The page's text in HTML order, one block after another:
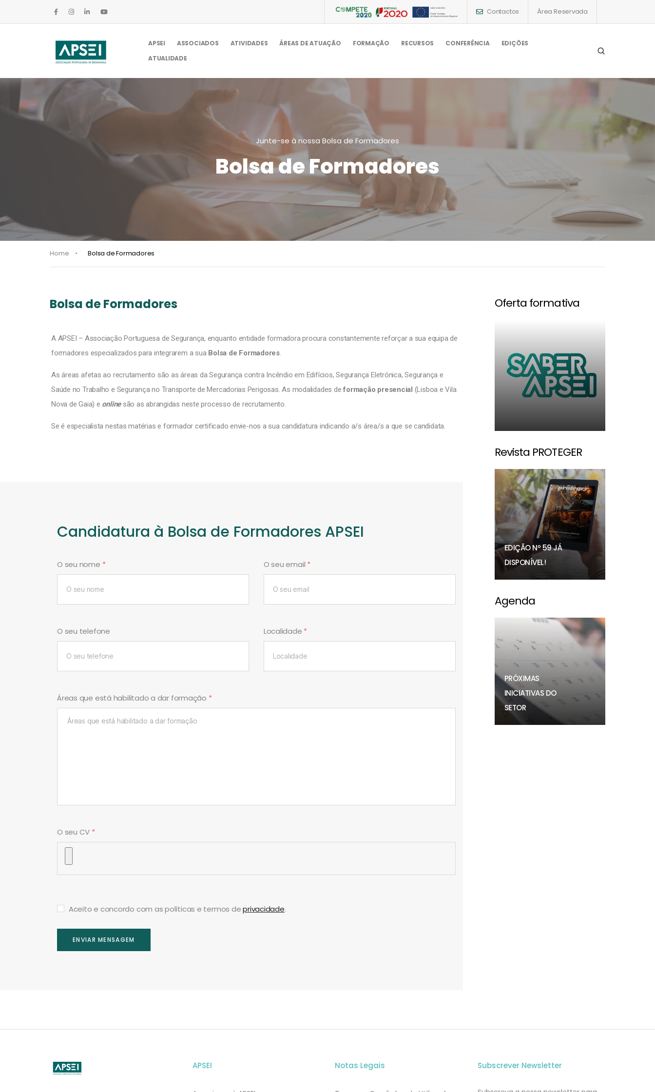
Contactos Área Reservada
APSEI ASSOCIADOS ATIVIDADES ÁREAS DE ATUAÇÃO FORMAÇÃO RECURSOS CONFERÊNCIA
EDIÇÕES
ATUALIDADE
Junte-se à nossa Bolsa de Formadores
Bolsa de Formadores
Home Bolsa de Formadores
Bolsa de Formadores
A APSEI – Associação Portuguesa de Segurança, enquanto entidade formadora procura constantemente reforçar a sua equipa de
formadores especializados para integrarem a sua Bolsa de Formadores.
As áreas afetas ao recrutamento são as áreas da Segurança contra Incêndio em Edifícios, Segurança Eletrónica, Segurança e
Saúde no Trabalho e Segurança no Transporte de Mercadorias Perigosas. As modalidades deformação presencial (Lisboa e Vila
Nova de Gaia) e online são as abrangidas neste processo de recrutamento.
Se é especialista nestas matérias e formador certificado envie-nos a sua candidatura indicando a/s área/s a que se candidata.
Candidatura à Bolsa de Formadores APSEI
O seu nome * O seu email *
O seu telefone Localidade *
Áreas que está habilitado a dar formação *
O seu CV *
Aceito e concordo com as políticas e termos deprivacidade.
ENVIAR MENSAGEM
Oferta formativa
Revista PROTEGER
EDIÇÃO Nº 59 JÁ
DISPONÍVEL!
Agenda
PRÓXIMAS
INICIATIVAS DO
SETOR
APSEI Notas Legais Subscrever Newsletter